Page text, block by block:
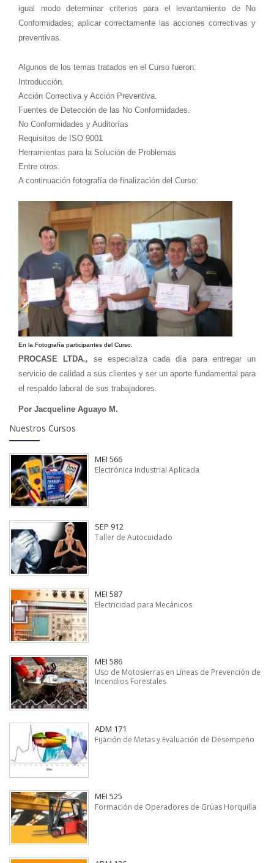
igual modo determinar criterios para el levantamiento de No
Conformidades; aplicar correctamente las acciones correctivas y
preventivas.
Algunos de los temas tratados en el Curso fueron:
Introducción.
Acción Correctiva y Acción Preventiva.
Fuentes de Detección de las No Conformidades.
No Conformidades y Auditorías
Requisitos de ISO 9001
Herramientas para la Solución de Problemas
Entre otros.
A continuación fotografía de finalización del Curso:
En la Fotografía participantes del Curso.
PROCASE LTDA.,
se especializa cada día para entregar un
servicio de calidad a sus clientes y ser un aporte fundamental para
el respaldo laboral de sus trabajadores.
Por Jacqueline Aguayo M.
Nuestros Cursos
MEI 566
Electrónica Industrial Aplicada
SEP 912
Taller de Autocuidado
MEI 587
Electricidad para Mecánicos
MEI 586
Uso de Motosierras en Líneas de Prevención de
Incendios Forestales
ADM 171
Fijación de Metas y Evaluación de Desempeño
MEI 525
Formación de Operadores de Grúas Horquilla